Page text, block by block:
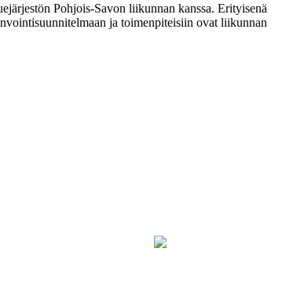
Pohjois-Savon liikunnan kanssa. Erityisenä
ja toimenpiteisiin ovat liikunnan